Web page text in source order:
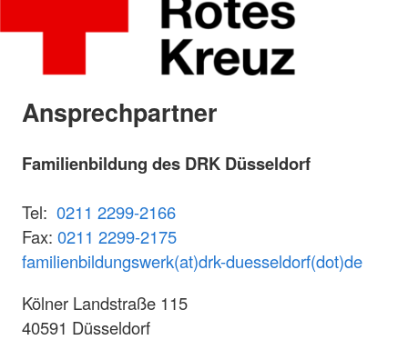
Ansprechpartner
Familienbildung des DRK Düsseldorf
Tel: 0211 2299-2166
Fax: 0211 2299-2175
familienbildungswerk(at)drk-duesseldorf(dot)de
Kölner Landstraße 115
40591 Düsseldorf